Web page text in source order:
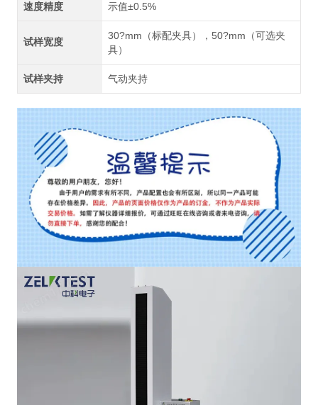
速度精度 示值±0.5%
试样宽度
30?mm（标配夹具），50?mm（可选夹
具）
试样夹持 气动夹持